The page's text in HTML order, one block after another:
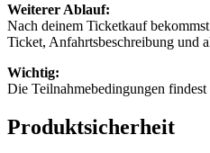
Weiterer Ablauf:
Nach deinem Ticketkauf
Ticket, Anfahrtsbeschreibung und
Wichtig:
Die Teilnahmebedingungen findest
Produktsicherheit